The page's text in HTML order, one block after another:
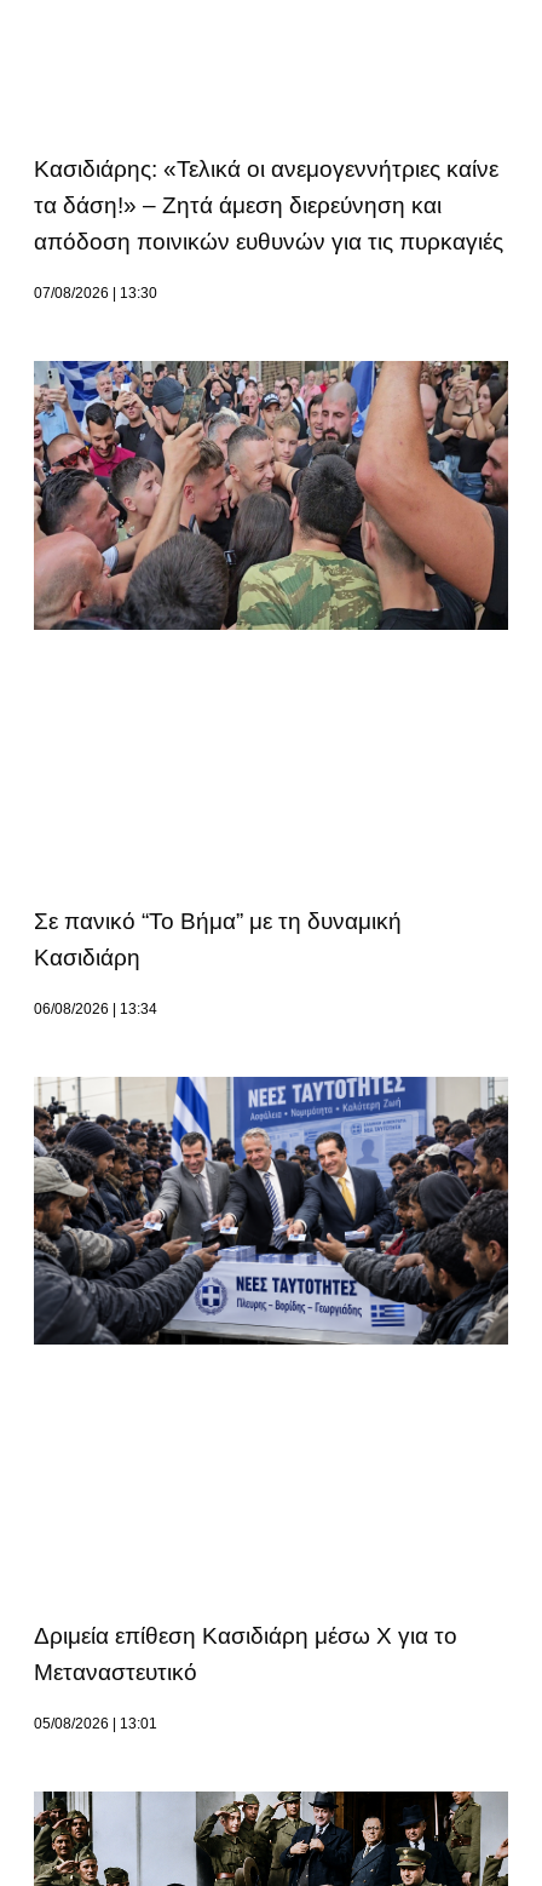
Κασιδιάρης: «Τελικά οι ανεμογεννήτριες καίνε
τα δάση!» – Ζητά άμεση διερεύνηση και
απόδοση ποινικών ευθυνών για τις πυρκαγιές
07/08/2026 13:30
Σε πανικό “Το Βήμα” με τη δυναμική
Κασιδιάρη
06/08/2026 13:34
Δριμεία επίθεση Κασιδιάρη μέσω Χ για το
Μεταναστευτικό
05/08/2026 13:01